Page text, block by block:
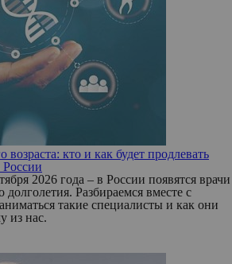
возраста: кто и как будет продлевать
России
2026 года – в России появятся врачи
Разбираемся вместе с
такие специалисты и как они
из нас.